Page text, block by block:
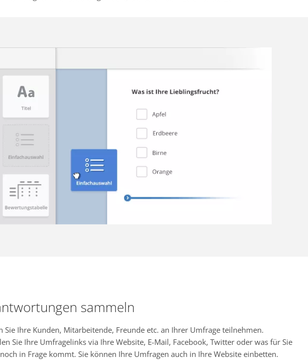
sammeln
Sie Ihre Kunden, Mitarbeitende, Freunde etc. an Ihrer Umfrage teilnehmen.
Sie Ihre Umfragelinks via Ihre Website, E-Mail, Facebook, Twitter oder was für Sie
in Frage kommt. Sie können Ihre Umfragen auch in Ihre Website einbetten.